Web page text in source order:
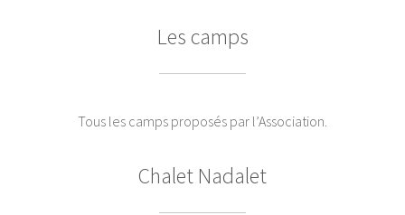
Les camps
Tous les camps proposés par l’Association.
Chalet Nadalet